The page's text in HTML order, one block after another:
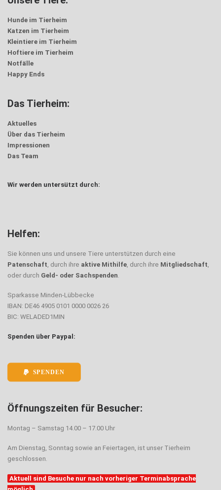
Hunde im Tierheim
Katzen im Tierheim
Kleintiere im Tierheim
Hoftiere im Tierheim
Notfälle
Happy Ends
Das Tierheim:
Aktuelles
Über das Tierheim
Impressionen
Das Team
Wir werden untersützt durch:
Helfen:
Sie können uns und unsere Tiere unterstützen durch eine
Patenschaft, durch ihre aktive Mithilfe, durch ihre Mitgliedschaft,
oder durch Geld- oder Sachspenden.
Sparkasse Minden-Lübbecke
IBAN: DE46 4905 0101 0000 0026 26
BIC: WELADED1MIN
Spenden über Paypal:
SPENDEN
Öffnungszeiten für Besucher:
Montag – Samstag 14.00 – 17.00 Uhr
Am Dienstag, Sonntag sowie an Feiertagen, ist unser Tierheim
geschlossen.
Aktuell sind Besuche nur nach vorheriger Terminabsprache